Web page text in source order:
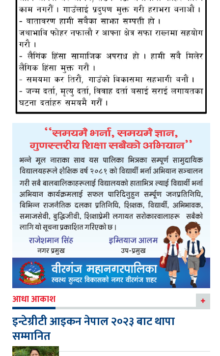
आधा आकाश
इन्टेग्रीटी आइकन नेपाल २०२३ बाट थापा
सम्मानित